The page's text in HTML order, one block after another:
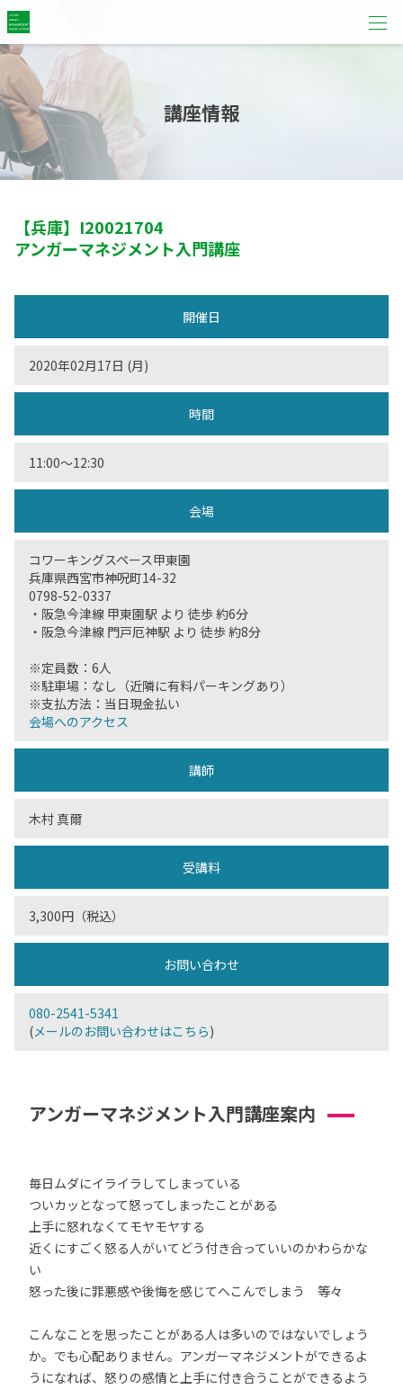
講座情報
【兵庫】 I20021704
アンガーマネジメント入門講座
開催日
2020年02月17日 (月)
時間
11:00〜12:30
会場
コワーキングスペース甲東園
兵庫県西宮市神呪町14-32
0798-52-0337
・阪急今津線 甲東園駅 より 徒歩 約6分
・阪急今津線 門戸厄神駅 より 徒歩 約8分
※定員数：6人
※駐車場：なし（近隣に有料パーキングあり）
※支払方法：当日現金払い
会場へのアクセス
講師
木村 真爾
受講料
3,300円（税込）
お問い合わせ
080-2541-5341
(メールのお問い合わせはこちら)
アンガーマネジメント入門講座案内
毎日ムダにイライラしてしまっている
ついカッとなって怒ってしまったことがある
上手に怒れなくてモヤモヤする
近くにすごく怒る人がいてどう付き合っていいのかわらかな
い
怒った後に罪悪感や後悔を感じてへこんでしまう 等々
こんなことを思ったことがある人は多いのではないでしょう
か。でも心配ありません。アンガーマネジメントができるよ
うになれば、怒りの感情と上手に付き合うことができるよう